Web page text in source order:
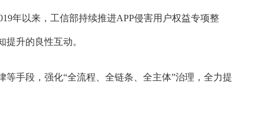
年以来，工信部持续推进APP侵害用户权益专项整
升的良性互动。
手段，强化“全流程、全链条、全主体”治理，全力提